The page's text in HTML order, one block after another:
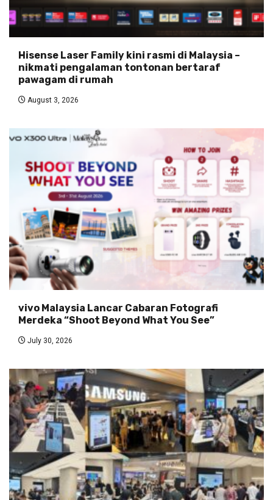
Hisense Laser Family kini rasmi di Malaysia –
nikmati pengalaman tontonan bertaraf
pawagam di rumah
August 3, 2026
vivo Malaysia Lancar Cabaran Fotografi
Merdeka “Shoot Beyond What You See”
July 30, 2026